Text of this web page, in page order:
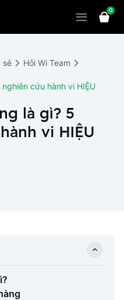
0
sẻ
Hỏi Wi Team
cứu hành vi HIỆU
là gì? 5
vi HIỆU